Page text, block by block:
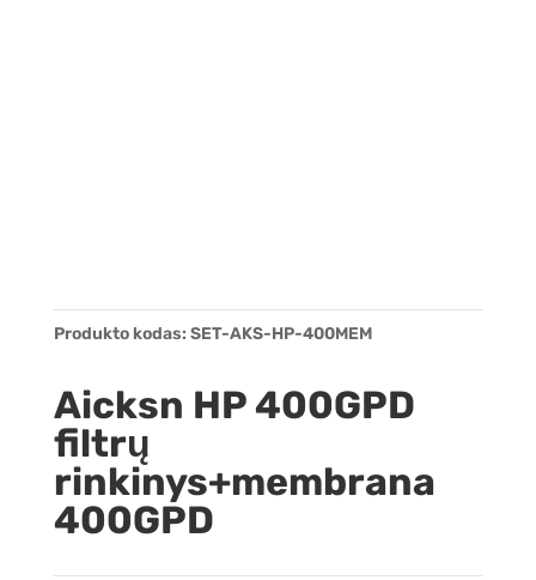
Produkto kodas: SET-AKS-HP-400MEM
Aicksn HP 400GPD
filtrų
rinkinys+membrana
400GPD